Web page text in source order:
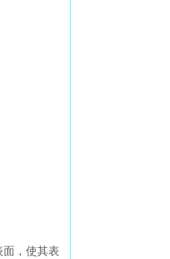
，使其表